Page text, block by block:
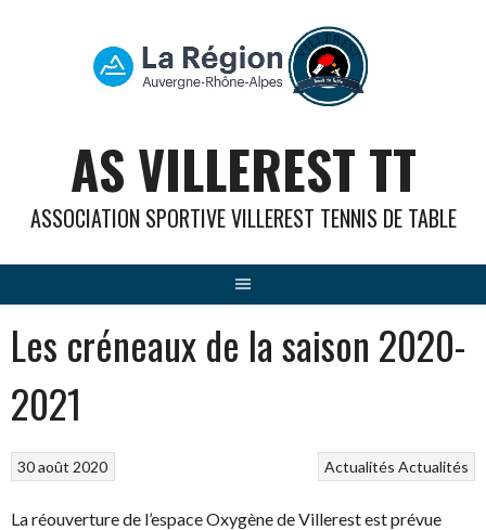
AS VILLEREST TT
ASSOCIATION SPORTIVE VILLEREST TENNIS DE TABLE
Les créneaux de la saison 2020-
2021
Actualités Actualités
30 août 2020
La réouverture de l’espace Oxygène de Villerest est prévue